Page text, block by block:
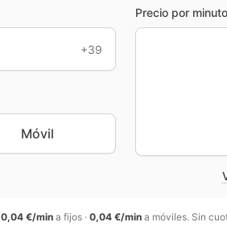
+39
Móvil
Precio por
0,04 €/min a fijos · 0,04 €/min a móviles. Sin